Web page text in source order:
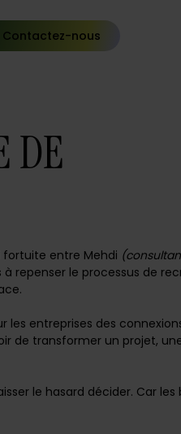
Contactez-nous
DE
fortuite entre Mehdi
repenser le processus de
les entreprises des
de transformer un projet,
le hasard décider. Car les